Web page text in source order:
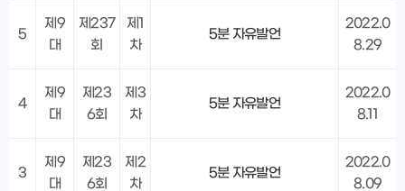
5
제9
대
제237
회
제1
차
5분 자유발언
2022.0
8.29
4
제9
대
제23
6회
제3
차
5분 자유발언
2022.0
8.11
3
제9
대
제23
6회
제2
차
5분 자유발언
2022.0
8.09